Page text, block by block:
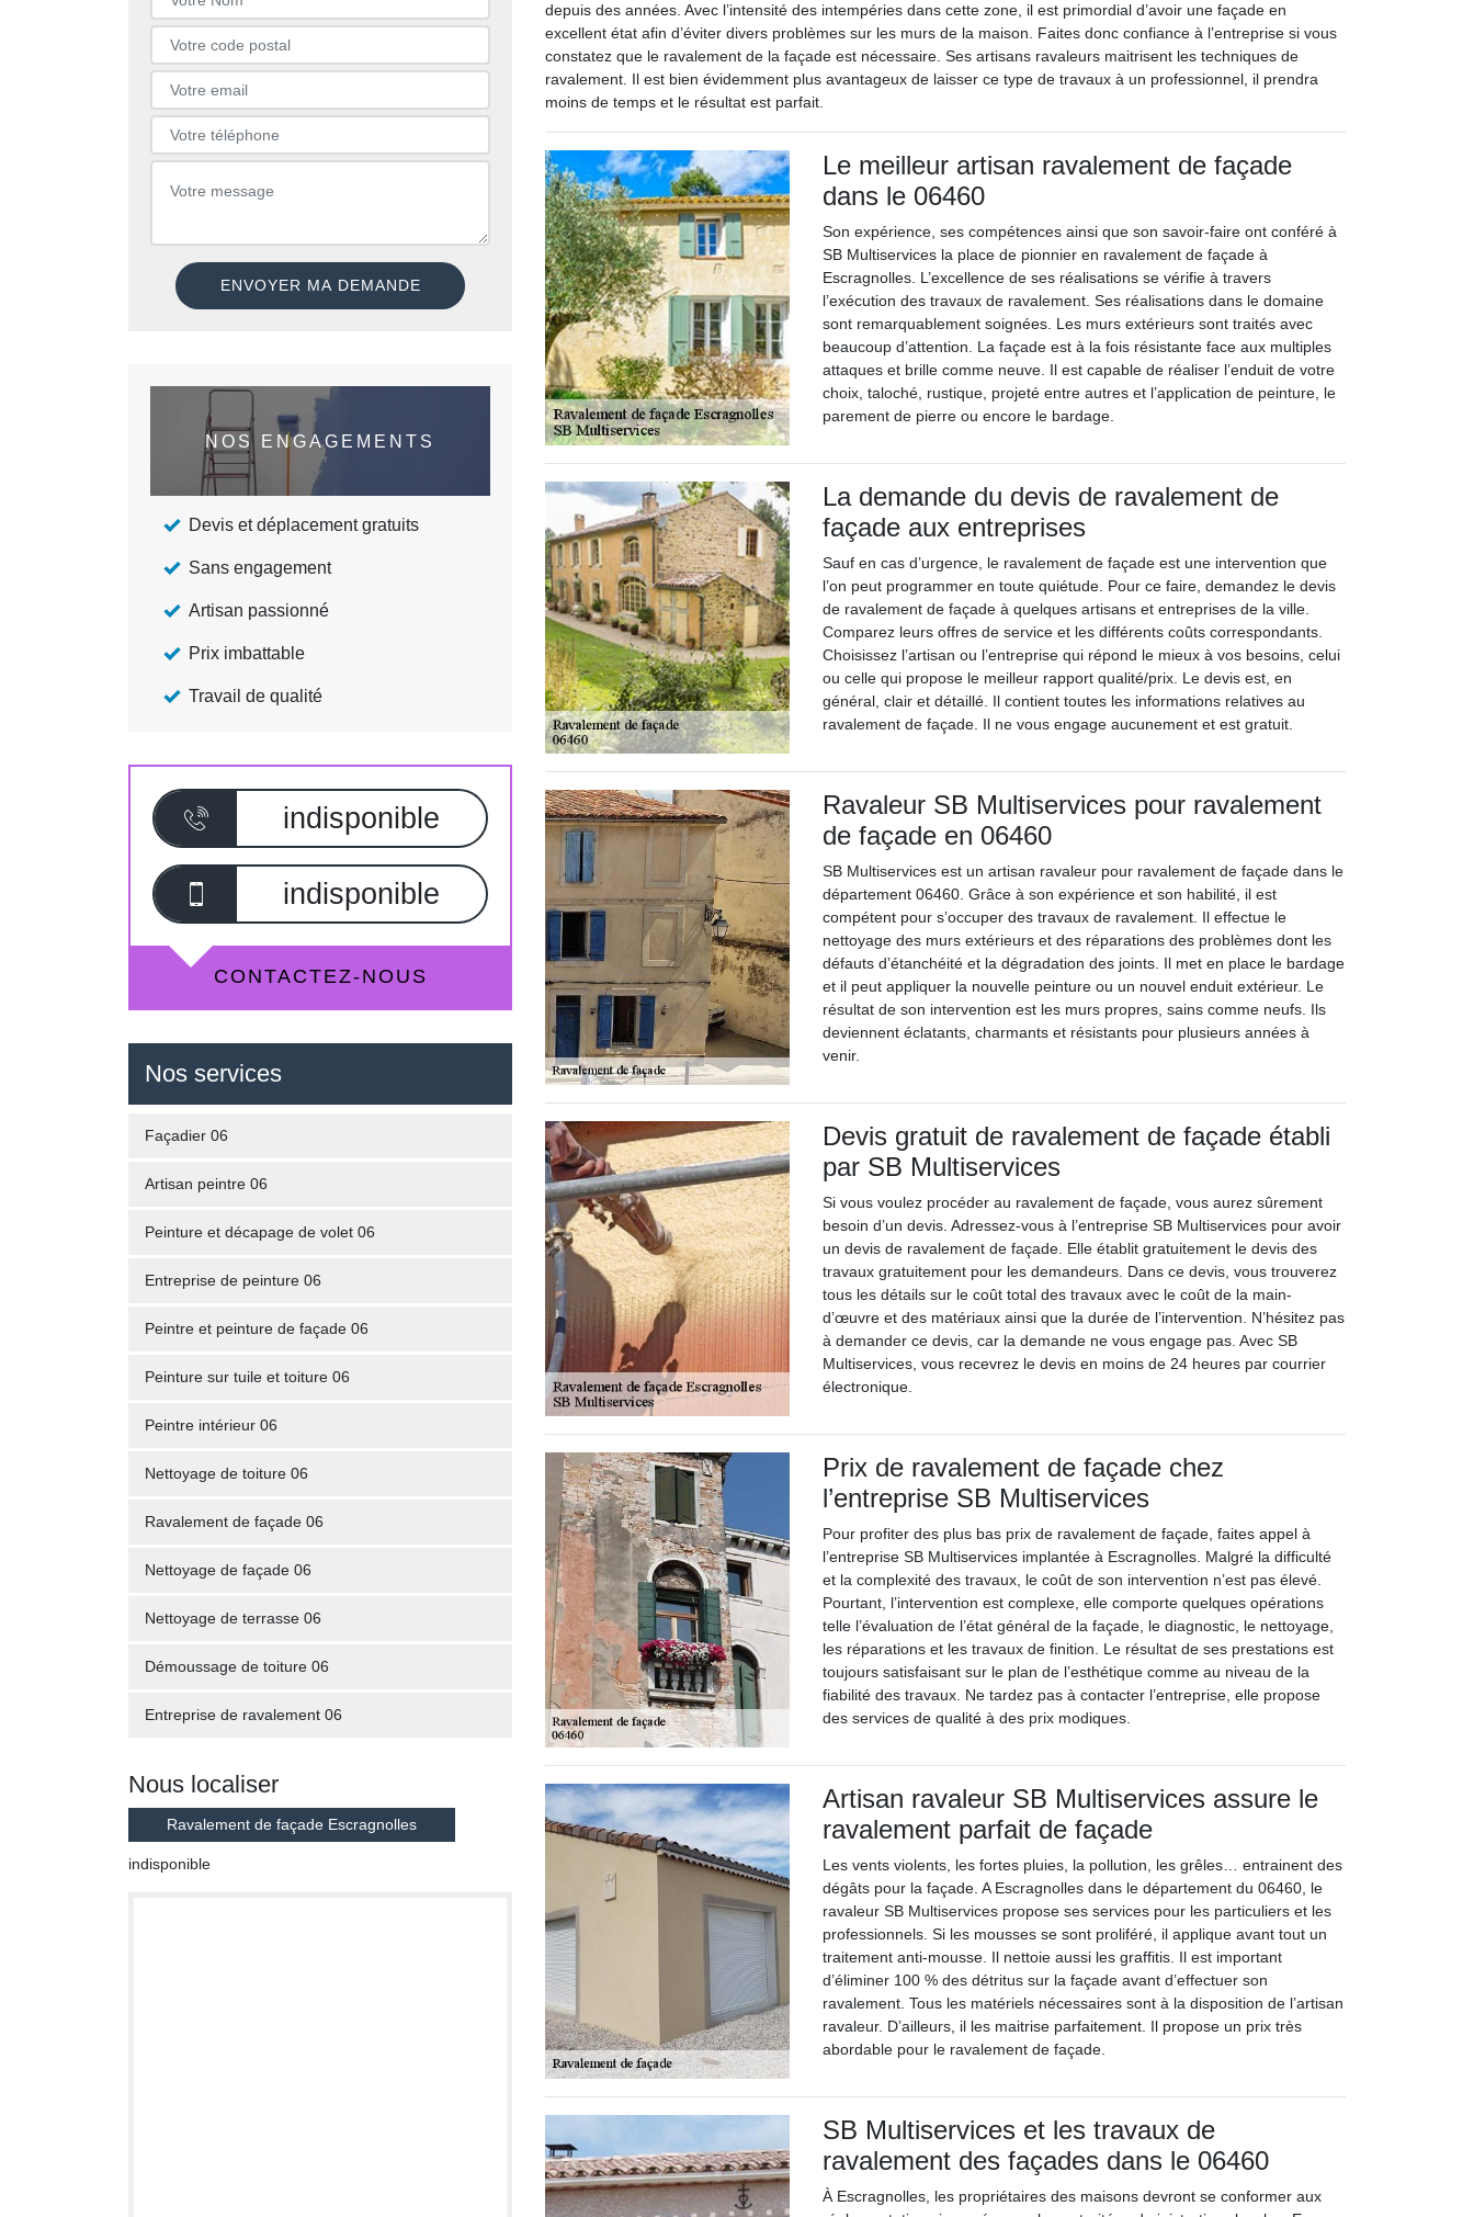
NOS ENGAGEMENTS
Devis et déplacement gratuits
Sans engagement
Artisan passionné
Prix imbattable
Travail de qualité
indisponible
indisponible
CONTACTEZ-NOUS
Nos services
Façadier 06
Artisan peintre 06
Peinture et décapage de volet 06
Entreprise de peinture 06
Peintre et peinture de façade 06
Peinture sur tuile et toiture 06
Peintre intérieur 06
Nettoyage de toiture 06
Ravalement de façade 06
Nettoyage de façade 06
Nettoyage de terrasse 06
Démoussage de toiture 06
Entreprise de ravalement 06
Nous localiser
Ravalement de façade Escragnolles
indisponible
depuis des années. Avec l’intensité des intempéries dans cette zone, il est primordial d’avoir une façade en
excellent état afin d’éviter divers problèmes sur les murs de la maison. Faites donc confiance à l’entreprise si vous
constatez que le ravalement de la façade est nécessaire. Ses artisans ravaleurs maitrisent les techniques de
ravalement. Il est bien évidemment plus avantageux de laisser ce type de travaux à un professionnel, il prendra
moins de temps et le résultat est parfait.
Le meilleur artisan ravalement de façade
dans le 06460
Son expérience, ses compétences ainsi que son savoir-faire ont conféré à
SB Multiservices la place de pionnier en ravalement de façade à
Escragnolles. L’excellence de ses réalisations se vérifie à travers
l’exécution des travaux de ravalement. Ses réalisations dans le domaine
sont remarquablement soignées. Les murs extérieurs sont traités avec
beaucoup d’attention. La façade est à la fois résistante face aux multiples
attaques et brille comme neuve. Il est capable de réaliser l’enduit de votre
choix, taloché, rustique, projeté entre autres et l’application de peinture, le
parement de pierre ou encore le bardage.
La demande du devis de ravalement de
façade aux entreprises
Sauf en cas d’urgence, le ravalement de façade est une intervention que
l’on peut programmer en toute quiétude. Pour ce faire, demandez le devis
de ravalement de façade à quelques artisans et entreprises de la ville.
Comparez leurs offres de service et les différents coûts correspondants.
Choisissez l’artisan ou l’entreprise qui répond le mieux à vos besoins, celui
ou celle qui propose le meilleur rapport qualité/prix. Le devis est, en
général, clair et détaillé. Il contient toutes les informations relatives au
ravalement de façade. Il ne vous engage aucunement et est gratuit.
Ravaleur SB Multiservices pour ravalement
de façade en 06460
SB Multiservices est un artisan ravaleur pour ravalement de façade dans le
département 06460. Grâce à son expérience et son habilité, il est
compétent pour s’occuper des travaux de ravalement. Il effectue le
nettoyage des murs extérieurs et des réparations des problèmes dont les
défauts d’étanchéité et la dégradation des joints. Il met en place le bardage
et il peut appliquer la nouvelle peinture ou un nouvel enduit extérieur. Le
résultat de son intervention est les murs propres, sains comme neufs. Ils
deviennent éclatants, charmants et résistants pour plusieurs années à
venir.
Devis gratuit de ravalement de façade établi
par SB Multiservices
Si vous voulez procéder au ravalement de façade, vous aurez sûrement
besoin d’un devis. Adressez-vous à l’entreprise SB Multiservices pour avoir
un devis de ravalement de façade. Elle établit gratuitement le devis des
travaux gratuitement pour les demandeurs. Dans ce devis, vous trouverez
tous les détails sur le coût total des travaux avec le coût de la main-
d’œuvre et des matériaux ainsi que la durée de l’intervention. N’hésitez pas
à demander ce devis, car la demande ne vous engage pas. Avec SB
Multiservices, vous recevrez le devis en moins de 24 heures par courrier
électronique.
Prix de ravalement de façade chez
l’entreprise SB Multiservices
Pour profiter des plus bas prix de ravalement de façade, faites appel à
l’entreprise SB Multiservices implantée à Escragnolles. Malgré la difficulté
et la complexité des travaux, le coût de son intervention n’est pas élevé.
Pourtant, l’intervention est complexe, elle comporte quelques opérations
telle l’évaluation de l’état général de la façade, le diagnostic, le nettoyage,
les réparations et les travaux de finition. Le résultat de ses prestations est
toujours satisfaisant sur le plan de l’esthétique comme au niveau de la
fiabilité des travaux. Ne tardez pas à contacter l’entreprise, elle propose
des services de qualité à des prix modiques.
Artisan ravaleur SB Multiservices assure le
ravalement parfait de façade
Les vents violents, les fortes pluies, la pollution, les grêles… entrainent des
dégâts pour la façade. A Escragnolles dans le département du 06460, le
ravaleur SB Multiservices propose ses services pour les particuliers et les
professionnels. Si les mousses se sont proliféré, il applique avant tout un
traitement anti-mousse. Il nettoie aussi les graffitis. Il est important
d’éliminer 100 % des détritus sur la façade avant d’effectuer son
ravalement. Tous les matériels nécessaires sont à la disposition de l’artisan
ravaleur. D’ailleurs, il les maitrise parfaitement. Il propose un prix très
abordable pour le ravalement de façade.
SB Multiservices et les travaux de
ravalement des façades dans le 06460
À Escragnolles, les propriétaires des maisons devront se conformer aux